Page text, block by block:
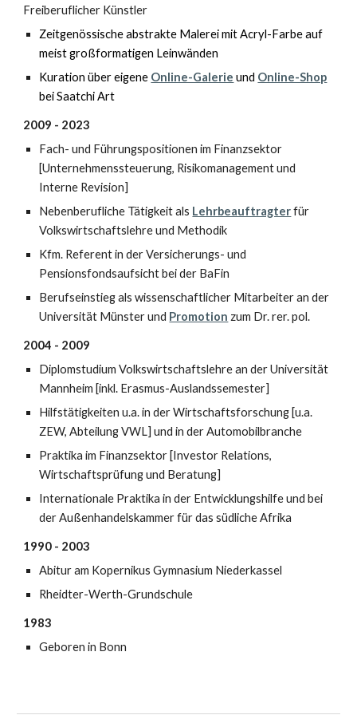
Freiberuflicher Künstler
Zeitgenössische abstrakte Malerei mit Acryl-Farbe auf
meist großformatigen Leinwänden
Kuration über eigene Online-Galerie und Online-Shop
bei Saatchi Art
2009 - 2023
Fach- und Führungspositionen im Finanzsektor
[Unternehmenssteuerung, Risikomanagement und
Interne Revision]
Nebenberufliche Tätigkeit als Lehrbeauftragter für
Volkswirtschaftslehre und Methodik
Kfm. Referent in der Versicherungs- und
Pensionsfondsaufsicht bei der BaFin
Berufseinstieg als wissenschaftlicher Mitarbeiter an der
Universität Münster und Promotion zum Dr. rer. pol.
2004 - 2009
DiplomstudiumVolkswirtschaftslehre an der Universität
Mannheim [inkl. Erasmus-Auslandssemester]
Hilfstätigkeiten u.a. in der Wirtschaftsforschung [u.a.
ZEW, Abteilung VWL] und in der Automobilbranche
Praktika im Finanzsektor [Investor Relations,
Wirtschaftsprüfung und Beratung]
Internationale Praktika in der Entwicklungshilfe und bei
der Außenhandelskammer für das südliche Afrika
1990 - 2003
Abitur am Kopernikus Gymnasium Niederkassel
Rheidter-Werth-Grundschule
1983
Geboren in Bonn